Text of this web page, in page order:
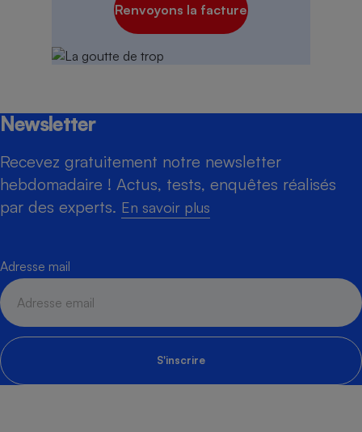
Renvoyons la facture
Newsletter
Recevez gratuitement notre newsletter
hebdomadaire ! Actus, tests, enquêtes réalisés
par des experts. En savoir plus
Adresse mail
S'inscrire